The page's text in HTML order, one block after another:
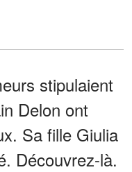
stipulaient
Delon ont
Sa fille Giulia
Découvrez-là.